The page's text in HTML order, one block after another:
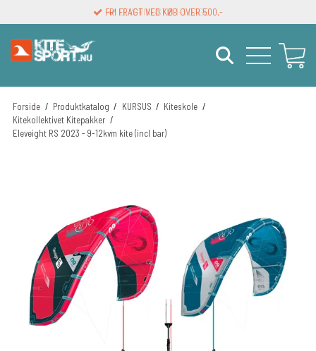
FRI FRAGT VED KØB OVER 500,-
LEVERINGSTID 1-3 DAGE
Forside / Produktkatalog / KURSUS / Kiteskole /
Kitekollektivet Kitepakker /
Eleveight RS 2023 - 9-12kvm kite (incl bar)